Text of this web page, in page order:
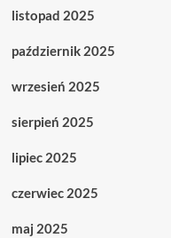
listopad 2025
październik 2025
wrzesień 2025
sierpień 2025
lipiec 2025
czerwiec 2025
maj 2025